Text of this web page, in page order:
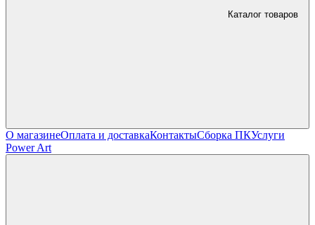
Каталог товаров
О магазинеОплата и доставкаКонтактыСборка ПКУслуги
Power Art